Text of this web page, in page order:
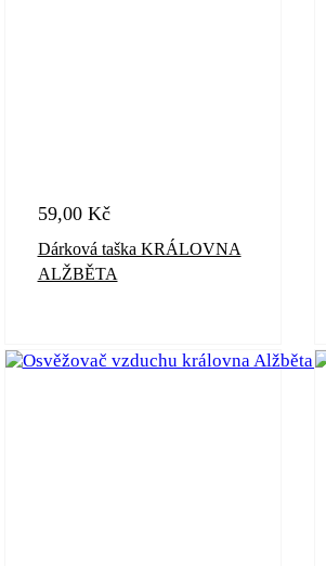
59,00 Kč
Dárková taška KRÁLOVNA
ALŽBĚTA